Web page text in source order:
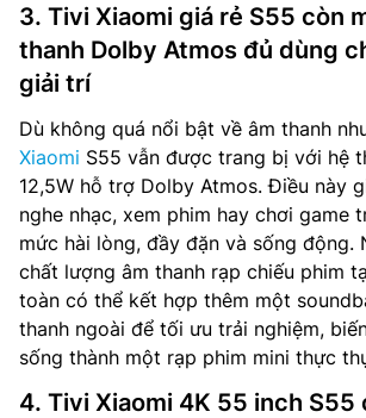
3. Tivi Xiaomi giá rẻ S55 còn
thanh Dolby Atmos đủ dùng
giải trí
Dù không quá nổi bật về âm thanh
Xiaomi S55 vẫn được trang bị với hệ
12,5W hỗ trợ Dolby Atmos. Điều này
nghe nhạc, xem phim hay chơi game
mức hài lòng, đầy đặn và sống động.
chất lượng âm thanh rạp chiếu phim
toàn có thể kết hợp thêm một
thanh ngoài để tối ưu trải nghiệm,
sống thành một rạp phim mini thực
4. Tivi Xiaomi 4K 55 inch S55